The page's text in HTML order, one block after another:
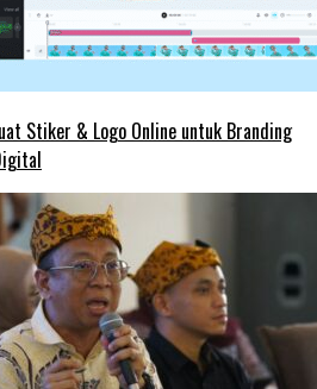
Stiker & Logo Online untuk Branding